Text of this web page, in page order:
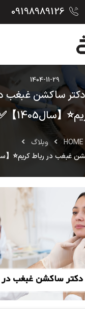
1404-11-29
ساکشن غبغب
【سال1405】✅
HOME
وبلاگ
در رباط کریم⭐【سال1405